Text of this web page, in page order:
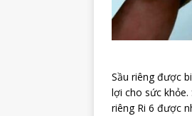
Sầu riêng được
lợi cho sức
riêng Ri 6 được